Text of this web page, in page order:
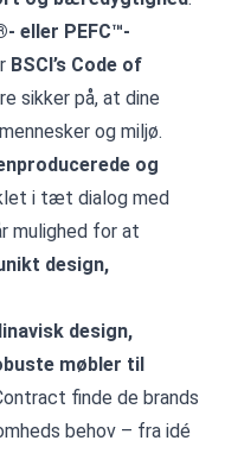
eller PEFC™-
BSCI’s Code of
sikker på, at dine
og miljø.
og
i tæt dialog med
mulighed for at
design,
design,
møbler til
finde de brands
behov – fra idé